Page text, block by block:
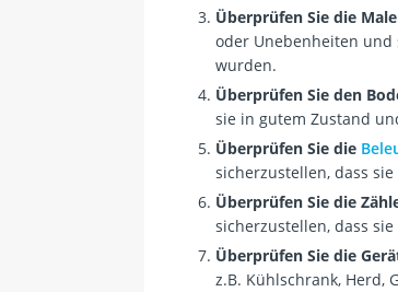
Überprüfen Sie die
oder Unebenheiten und
wurden.
Überprüfen Sie den
sie in gutem Zustand
Überprüfen Sie die
sicherzustellen, dass
Überprüfen Sie die
sicherzustellen, dass
Überprüfen Sie die
z.B. Kühlschrank, Herd,